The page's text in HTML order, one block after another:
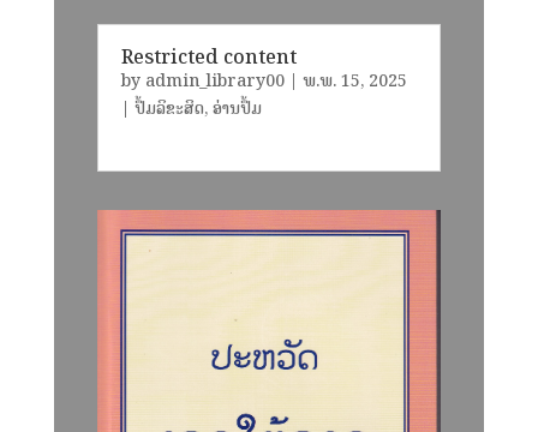
Restricted content
by admin_library00| ພ.ພ. 15, 2025
| ປຶ້ມລິຂະສິດ,ອ່ານປຶ້ມ